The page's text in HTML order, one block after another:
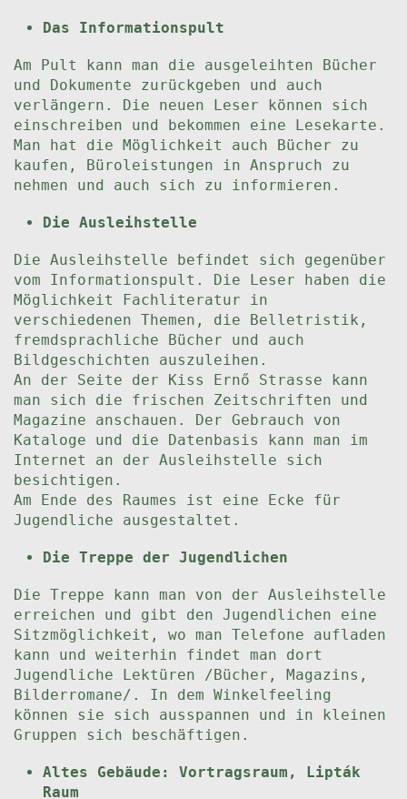
Das Informationspult
Am Pult kann man die ausgeleihten Bücher
und Dokumente zurückgeben und auch
verlängern. Die neuen Leser können sich
einschreiben und bekommen eine Lesekarte.
Man hat die Möglichkeit auch Bücher zu
kaufen, Büroleistungen in Anspruch zu
nehmen und auch sich zu informieren.
Die Ausleihstelle
Die Ausleihstelle befindet sich gegenüber
vom Informationspult. Die Leser haben die
Möglichkeit Fachliteratur in
verschiedenen Themen, die Belletristik,
fremdsprachliche Bücher und auch
Bildgeschichten auszuleihen.
An der Seite der Kiss Ernő Strasse kann
man sich die frischen Zeitschriften und
Magazine anschauen. Der Gebrauch von
Kataloge und die Datenbasis kann man im
Internet an der Ausleihstelle sich
besichtigen.
Am Ende des Raumes ist eine Ecke für
Jugendliche ausgestaltet.
Die Treppe der Jugendlichen
Die Treppe kann man von der Ausleihstelle
erreichen und gibt den Jugendlichen eine
Sitzmöglichkeit, wo man Telefone aufladen
kann und weiterhin findet man dort
Jugendliche Lektüren /Bücher, Magazins,
Bilderromane/. In dem Winkelfeeling
können sie sich ausspannen und in kleinen
Gruppen sich beschäftigen.
Altes Gebäude: Vortragsraum, Lipták
Raum